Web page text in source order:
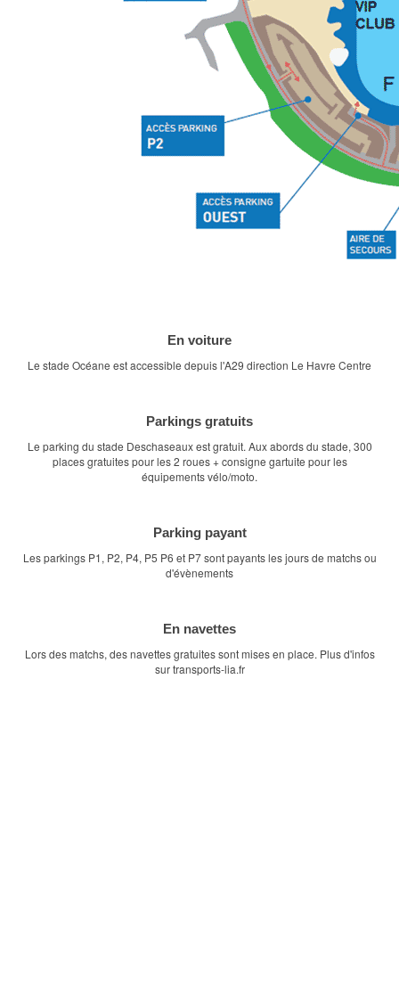
En voiture
Le stade Océane est accessible depuis l'A29 direction Le Havre Centre
Parkings gratuits
Le parking du stade Deschaseaux est gratuit. Aux abords du stade, 300
places gratuites pour les 2 roues + consigne gartuite pour les
équipements vélo/moto.
Parking payant
Les parkings P1, P2, P4, P5 P6 et P7 sont payants les jours de matchs ou
d'évènements
En navettes
Lors des matchs, des navettes gratuites sont mises en place. Plus d'infos
surtransports-lia.fr